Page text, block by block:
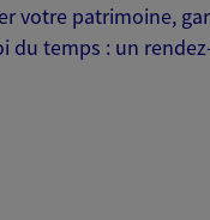
votre patrimoine,
du temps : un